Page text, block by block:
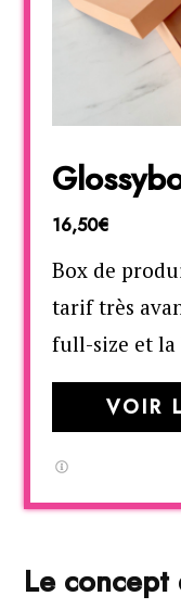
16,50€
Box de
tarif très
full-size et
VOIR
Le concept